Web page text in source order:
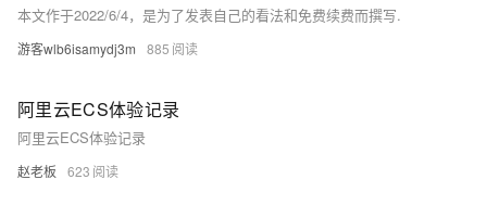
本文作于2022/6/4，是为了发表自己的看法和免费续费而撰写.
游客wlb6isamydj3m 885
阿里云ECS体验记录
阿里云ECS体验记录
赵老板 623